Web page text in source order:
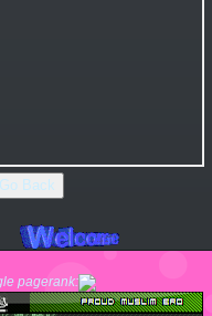
Go Back
pagerank: